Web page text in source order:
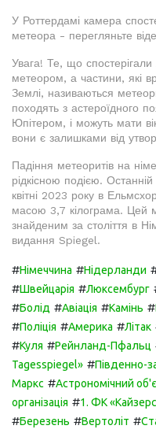
У Роттердамі камера
метеора - перегляньте
Увага! Те, що
метеором, а частини, які
Землі, називаються
походять з астероїдного
Юпітером, і можуть мати вік
вони є залишками від
Падіння метеоритів на
рідкісною подією.
квітні 2023 року в
масою 3,7 кілограма. Цей
знайденим за століття в
видання Spiegel.
#Німеччина #Нідерланди
#Швейцарія #Люксембург
#Болід #Авіація #Камінь #
#Поліція #Америка #Літак
#Куля #Рейнланд-Пфальц
Tagesspiegel» #Південно-
Маркс #Астрономічний
організація #1. ФК
#Березень #Вертоліт #